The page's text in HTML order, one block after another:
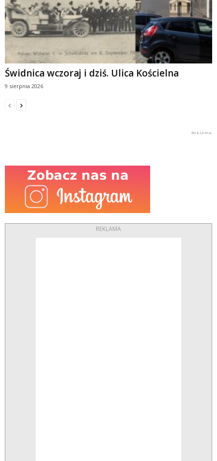
Świdnica wczoraj i dziś. Ulica Kościelna
9 sierpnia 2026
REKLAMA